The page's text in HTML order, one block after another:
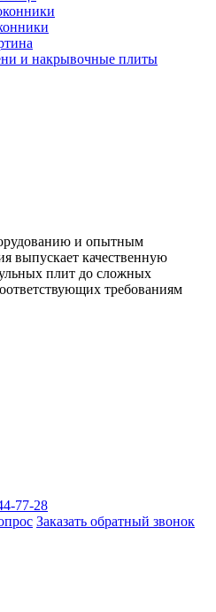
и накрывочные плиты
и опытным
выпускает качественную
плит до сложных
требованиям
77-28
Заказать обратный звонок